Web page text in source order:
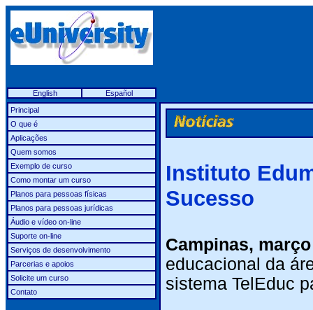
English
Español
Principal
O que é
Aplicações
Quem somos
Exemplo de curso
Como montar um curso
Planos para pessoas físicas
Planos para pessoas jurídicas
Áudio e vídeo on-line
Suporte on-line
Serviços de desenvolvimento
Parcerias e apoios
Solicite um curso
Contato
Instituto
Sucesso
Campinas,
educacional da
sistema TelEduc